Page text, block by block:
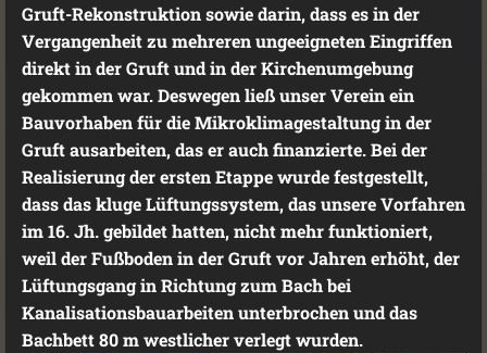
Gruft-Rekonstruktion sowie darin, dass es in der
Vergangenheit zu mehreren ungeeigneten Eingriffen
direkt in der Gruft und in der Kirchenumgebung
gekommen war. Deswegen ließ unser Verein ein
Bauvorhaben für die Mikroklimagestaltung in der
Gruft ausarbeiten, das er auch finanzierte. Bei der
Realisierung der ersten Etappe wurde festgestellt,
dass das kluge Lüftungssystem, das unsere Vorfahren
im 16. Jh. gebildet hatten, nicht mehr funktioniert,
weil der Fußboden in der Gruft vor Jahren erhöht, der
Lüftungsgang in Richtung zum Bach bei
Kanalisationsbauarbeiten unterbrochen und das
Bachbett 80 m westlicher verlegt wurden.